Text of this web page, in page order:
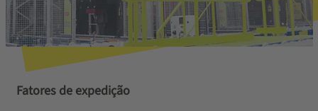
Fatores de expedição